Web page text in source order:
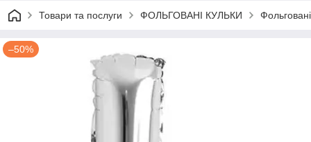
Товари та послуги ФОЛЬГОВАНІ КУЛЬКИ
–50%